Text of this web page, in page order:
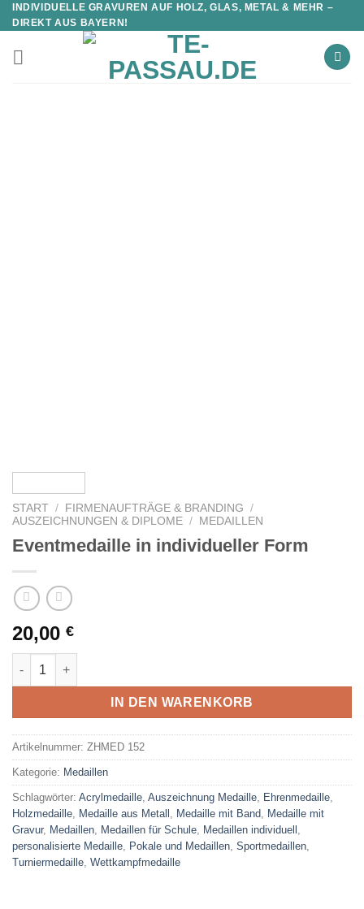
INDIVIDUELLE GRAVUREN AUF HOLZ, GLAS, METAL & MEHR –
DIREKT AUS BAYERN!
START / FIRMENAUFTRÄGE & BRANDING
/
AUSZEICHNUNGEN & DIPLOME / MEDAILLEN
Eventmedaille in individueller Form
20,00 €
Eventmedaille in individueller Form Menge
IN DEN WARENKORB
Artikelnummer: ZHMED 152
Kategorie: Medaillen
Schlagwörter: Acrylmedaille, Auszeichnung Medaille, Ehrenmedaille,
Holzmedaille, Medaille aus Metall , Medaille mit Band, Medaille mit
Gravur, Medaillen, Medaillen für Schule, Medaillen individuell ,
personalisierte Medaille, Pokale und Medaillen, Sportmedaillen,
Turniermedaille, Wettkampfmedaille